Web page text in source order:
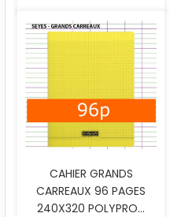
CAHIER GRANDS
CARREAUX 96 PAGES
240X320 POLYPRO...